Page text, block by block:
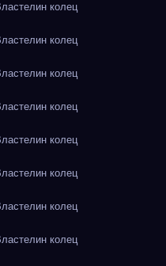
колец
колец
колец
колец
колец
колец
колец
колец